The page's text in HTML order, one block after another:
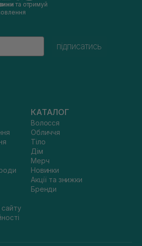
та отримуй
підписатись
КАТАЛОГ
Волосся
Обличчя
Тіло
Дім
Мерч
Новинки
Акції та знижки
Бренди